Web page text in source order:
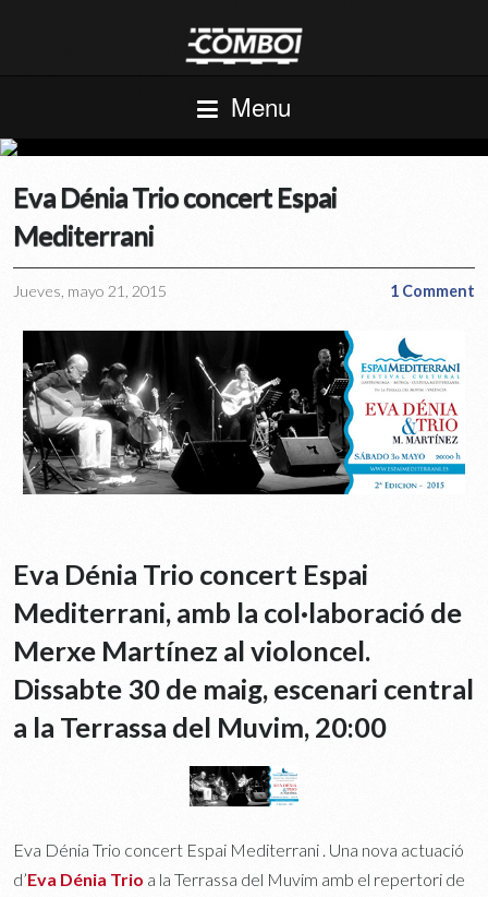
Menu
Eva Dénia Trio concert Espai
Mediterrani
Jueves, mayo 21, 2015 1 Comment
Eva Dénia Trio concert Espai
Mediterrani, amb la col·laboració de
Merxe Martínez al violoncel.
Dissabte 30 de maig, escenari central
a la Terrassa del Muvim, 20:00
Eva Dénia Trio concert Espai Mediterrani . Una nova actuació
d’Eva Dénia Trio a la Terrassa del Muvim amb el repertori de